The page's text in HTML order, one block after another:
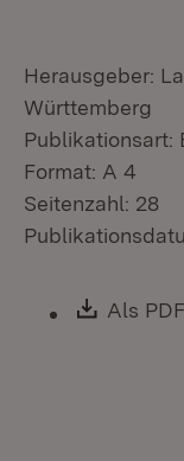
Herausgeber:
Württemberg
Publikationsart:
Format: A 4
Seitenzahl: 28
Als